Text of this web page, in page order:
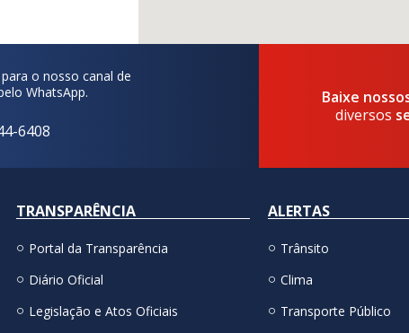
o nosso canal de
WhatsApp.
6408
Baixe
diversos
TRANSPARÊNCIA
Portal da Transparência
Diário Oficial
Legislação e Atos Oficiais
ALERTAS
Trânsito
Clima
Transporte Público